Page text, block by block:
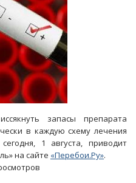
запасы препарата
в каждую схему лечения
1 августа, приводит
на сайте «Перебои.Ру».